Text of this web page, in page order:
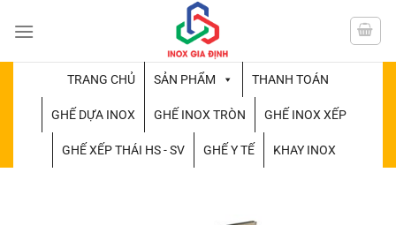
đến
TRANG CHỦ SẢN PHẨM THANH TOÁN
GHẾ DỰA INOX GHẾ INOX TRÒN GHẾ INOX XẾP
GHẾ XẾP THÁI HS - SV GHẾ Y TẾ KHAY INOX